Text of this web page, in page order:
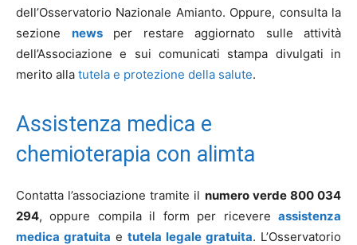
dell’Osservatorio Nazionale Amianto. Oppure, consulta la
sezione newsper restare aggiornato sulle attività
dell’Associazione e sui comunicati stampa divulgati in
merito alla tutela e protezione della salute.
Assistenza medica e
chemioterapia con alimta
Contatta l’associazione tramite il numero verde 800 034
294, oppure compila il form per ricevere assistenza
medica gratuita e tutela legale gratuita. L’Osservatorio